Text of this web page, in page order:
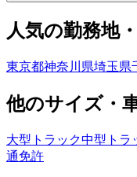
人気の勤務地
東京都神奈川県埼玉県
他のサイズ・
大型トラック中型トラ
通免許